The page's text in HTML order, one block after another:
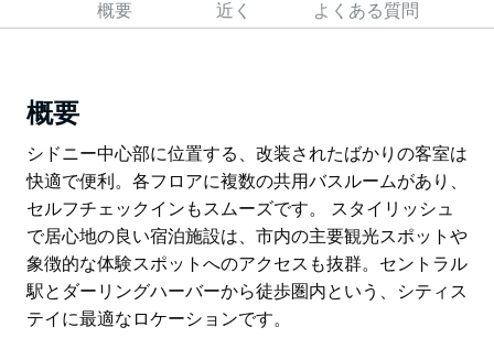
概要 近く よくある質問
概要
シドニー中心部に位置する、改装されたばかりの客室は
快適で便利。各フロアに複数の共用バスルームがあり、
セルフチェックインもスムーズです。 スタイリッシュ
で居心地の良い宿泊施設は、市内の主要観光スポットや
象徴的な体験スポットへのアクセスも抜群。セントラル
駅とダーリングハーバーから徒歩圏内という、シティス
テイに最適なロケーションです。